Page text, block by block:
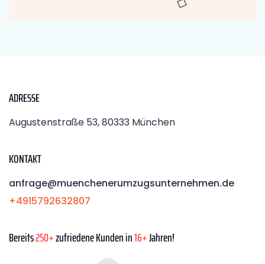
ADRESSE
Augustenstraße 53, 80333 München
KONTAKT
anfrage@muenchenerumzugsunternehmen.de
+4915792632807
Bereits250+zufriedene Kunden in16+Jahren!